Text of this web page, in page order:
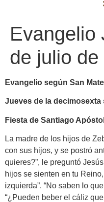
Evangelio
de julio de
Evangelio según San
Jueves de la
Fiesta de Santiago Apóstol
La madre de los hijos de
con sus hijos, y se postró
quieres?”, le preguntó
hijos se sienten en tu
izquierda”. “No saben lo
“¿Pueden beber el cáliz